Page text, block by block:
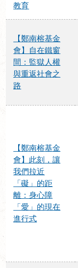
教育
【鄭南榕基金
會】自在鐵窗
間：監獄人權
與重返社會之
路
【鄭南榕基金
會】此刻，讓
我們拉近
「礙」的距
離：身心障
「愛」的現在
進行式